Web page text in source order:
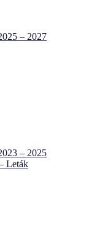
– 2027
– 2025
Leták